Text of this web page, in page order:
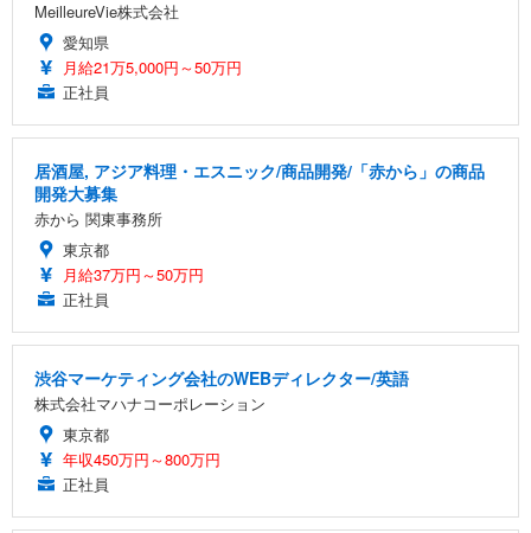
MeilleureVie株式会社
愛知県
月給21万5,000円～50万円
正社員
居酒屋, アジア料理・エスニック/商品開発/「赤から」の商品
開発大募集
赤から 関東事務所
東京都
月給37万円～50万円
正社員
渋谷マーケティング会社のWEBディレクター/英語
株式会社マハナコーポレーション
東京都
年収450万円～800万円
正社員